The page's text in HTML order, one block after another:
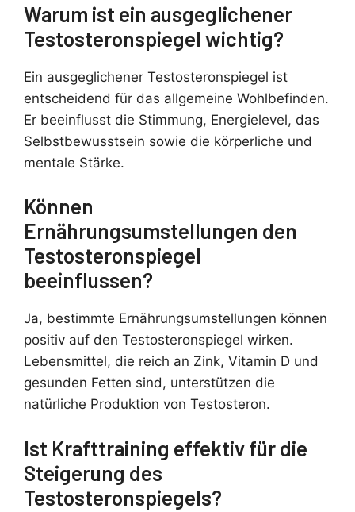
Warum ist ein ausgeglichener
Testosteronspiegel wichtig?
Ein ausgeglichener Testosteronspiegel ist
entscheidend für das allgemeine Wohlbefinden.
Er beeinflusst die Stimmung, Energielevel, das
Selbstbewusstsein sowie die körperliche und
mentale Stärke.
Können
Ernährungsumstellungen den
Testosteronspiegel
beeinflussen?
Ja, bestimmte Ernährungsumstellungen können
positiv auf den Testosteronspiegel wirken.
Lebensmittel, die reich an Zink, Vitamin D und
gesunden Fetten sind, unterstützen die
natürliche Produktion von Testosteron.
Ist Krafttraining effektiv für die
Steigerung des
Testosteronspiegels?